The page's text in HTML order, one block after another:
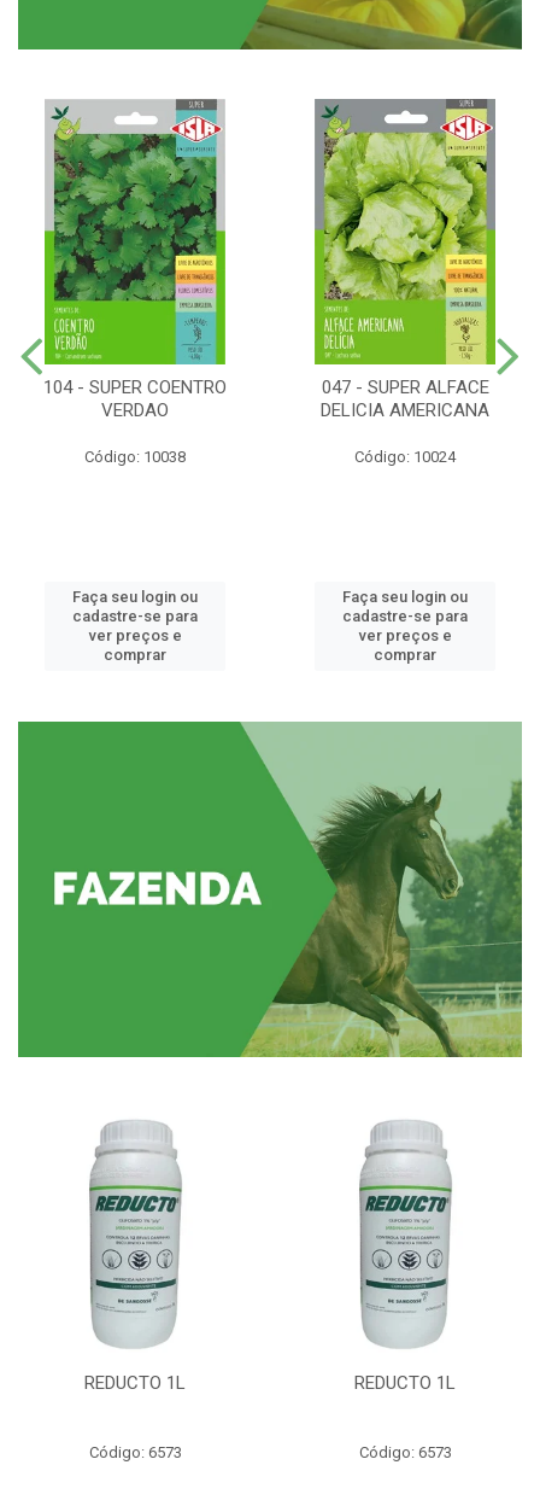
104 - SUPER COENTRO
VERDAO
Código: 10038
Faça seu login ou
cadastre-se para
ver preços e
comprar
047 - SUPER ALFACE
DELICIA AMERICANA
Código: 10024
Faça seu login ou
cadastre-se para
ver preços e
comprar
REDUCTO 1L
Código: 6573
REDUCTO 1L
Código: 6573